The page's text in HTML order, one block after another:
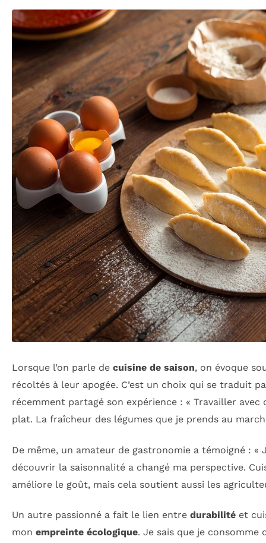
Lorsque l’on parle de cuisine de saison, on évoque
récoltés à leur apogée. C’est un choix qui se traduit
récemment partagé son expérience : « Travailler avec
plat. La fraîcheur des légumes que je prends au
De même, un amateur de gastronomie a témoigné : «
découvrir la saisonnalité a changé ma perspective.
améliore le goût, mais cela soutient aussi les
Un autre passionné a fait le lien entre durabilité et
mon empreinte écologique. Je sais que je consomme